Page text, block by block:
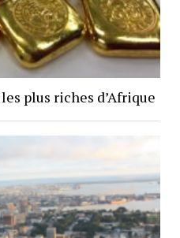
plus riches d’Afrique